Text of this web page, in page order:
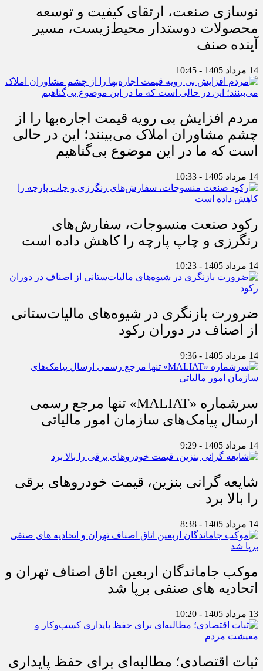
نوسازی صنعت، ارتقای کیفیت و توسعه
محصولات دوستدار محیط‌زیست، مسیر
آینده صنف
14 مرداد 1405 - 10:45
مردم افزایش بی رویه قیمت اجاره‌بها را از
چشم مشاوران املاک می‌بینند؛ این در حالی
است که ما در این موضوع بی‌گناهیم
14 مرداد 1405 - 10:33
رکود صنعت منسوجات، سفارش‌های
رنگرزی و چاپ پارچه را کاهش داده است
14 مرداد 1405 - 10:23
ضرورت بازنگری در شیوه‌های مالیات‌ستانی
از اصناف در دوران رکود
14 مرداد 1405 - 9:36
سرشماره «MALIAT» تنها مرجع رسمی
ارسال پیامک‌های سازمان امور مالیاتی
14 مرداد 1405 - 9:29
شایعه گرانی بنزین، قیمت خودروهای برقی
را بالا برد
14 مرداد 1405 - 8:38
موکب جاماندگان اربعین اتاق اصناف تهران و
اتحادیه های صنفی برپا شد
13 مرداد 1405 - 10:20
ثبات اقتصادی؛ مطالبه‌ای برای حفظ پایداری